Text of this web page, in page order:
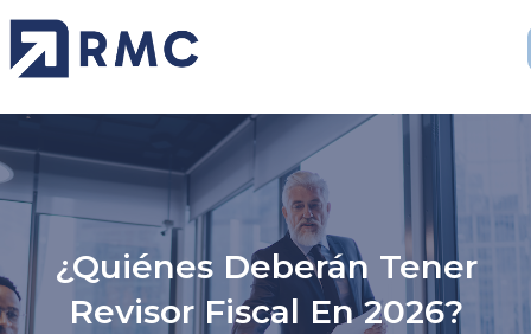
¿Quiénes Deberán Tener
Revisor Fiscal En 2026?